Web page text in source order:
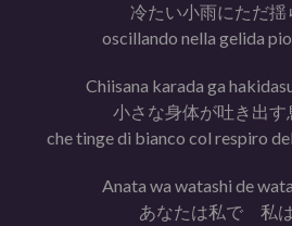
冷たい小雨にただ揺
oscillando nella gelida
Chiisana karada ga
小さな身体が吐き出
che tinge di bianco col respiro
Anata wa watashi de
あなたは私で 私